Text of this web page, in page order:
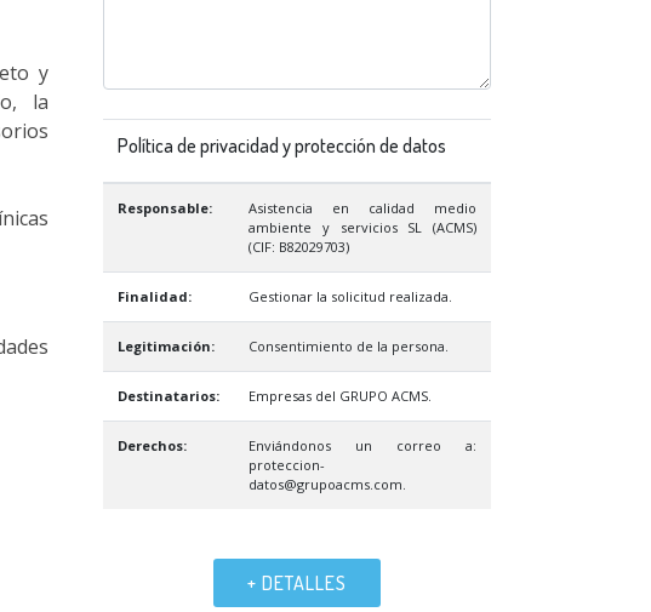
y
la
Política de privacidad y protección de datos
Responsable:
Asistencia en calidad medio
ambiente y servicios SL (ACMS)
(CIF: B82029703)
Finalidad: Gestionar la solicitud realizada.
Legitimación: Consentimiento de la persona.
Destinatarios: Empresas del GRUPO ACMS.
Derechos:
Enviándonos un correo a:
proteccion-
datos@grupoacms.com.
+ DETALLES